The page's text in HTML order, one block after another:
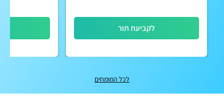
לקביעת תור
לכל המומחים